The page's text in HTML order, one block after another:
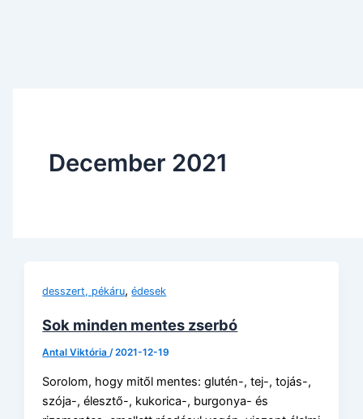
December 2021
desszert, pékáru,édesek
Sok minden mentes zserbó
Antal Viktória/2021-12-19
Sorolom, hogy mitől mentes: glutén-, tej-, tojás-,
szója-, élesztő-, kukorica-, burgonya- és